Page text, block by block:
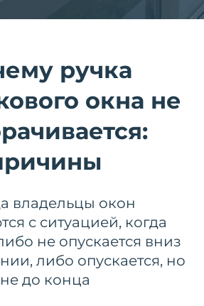
ручка
окна не
владельцы окон
с ситуацией, когда
не опускается вниз
либо опускается, но
не до конца